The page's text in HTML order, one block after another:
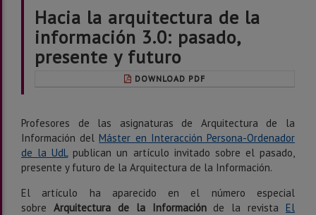
Hacia la arquitectura de la
información 3.0: pasado,
presente y futuro
DOWNLOAD PDF
Profesores de las asignaturas de Arquitectura de la
Información delMáster en Interacción Persona-Ordenador
de la UdLpublican un artículo invitado sobre el pasado,
presente y futuro de la Arquitectura de la Información.
El artículo ha aparecido en el número especial
sobre Arquitectura de la Informaciónde la revista El